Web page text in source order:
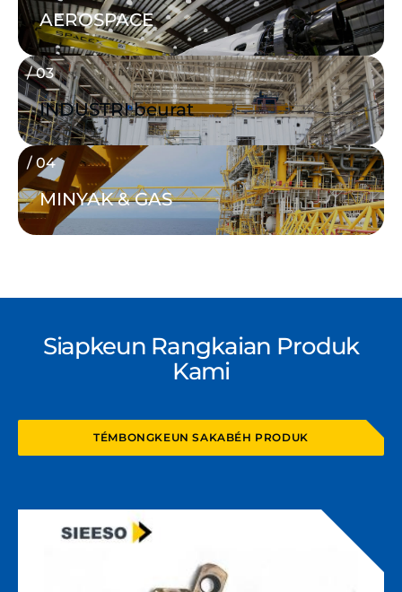
AEROSPACE
MEUNANG QUOTE A
/ 03
INDUSTRI beurat
MEUNANG QUOTE A
/ 04
MINYAK & GAS
Siapkeun Rangkaian Produk
Kami
TÉMBONGKEUN SAKABÉH PRODUK